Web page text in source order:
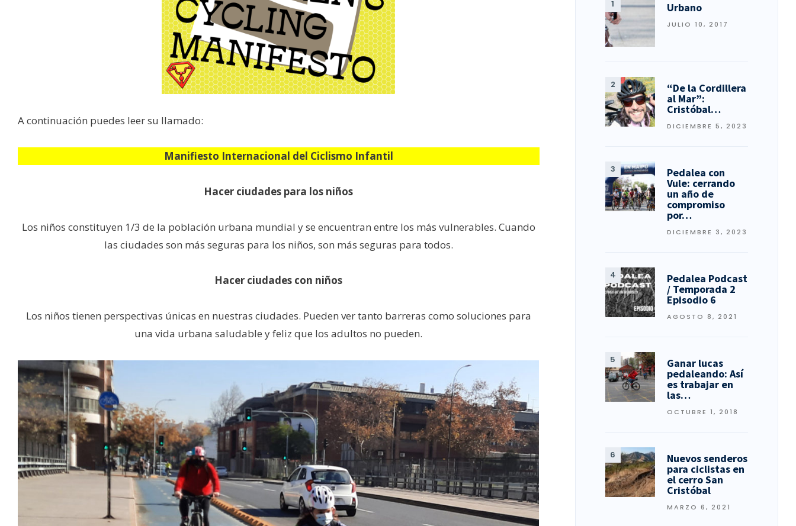
A continuación puedes leer su llamado:
Manifiesto Internacional del Ciclismo Infantil
Hacer ciudades para los niños
Los niños constituyen 1/3 de la población urbana mundial y se encuentran entre los más vulnerables. Cuando
las ciudades son más seguras para los niños, son más seguras para todos.
Hacer ciudades con niños
Los niños tienen perspectivas únicas en nuestras ciudades. Pueden ver tanto barreras como soluciones para
una vida urbana saludable y feliz que los adultos no pueden.
Urbano
JULIO 10, 2017
“De la Cordillera
al Mar”:
Cristóbal…
DICIEMBRE 5, 2023
Pedalea con
Vule: cerrando
un año de
compromiso
por…
DICIEMBRE 3, 2023
Pedalea Podcast
/ Temporada 2
Episodio 6
AGOSTO 8, 2021
Ganar lucas
pedaleando: Así
es trabajar en
las…
OCTUBRE 1, 2018
Nuevos senderos
para ciclistas en
el cerro San
Cristóbal
MARZO 6, 2021